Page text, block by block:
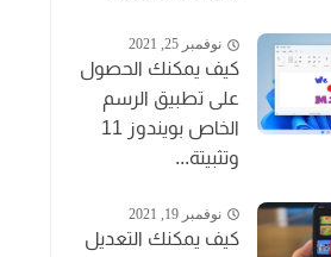
نوفمبر 25, 2021
كيف يمكنك الحصول
على تطبيق الرسم
الخاص بويندوز 11
وتثبيتة...
نوفمبر 19, 2021
كيف يمكنك التعديل